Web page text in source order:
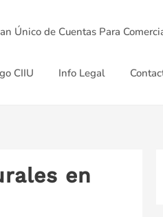
Único de Cuentas Para
CIIU Info Legal
en